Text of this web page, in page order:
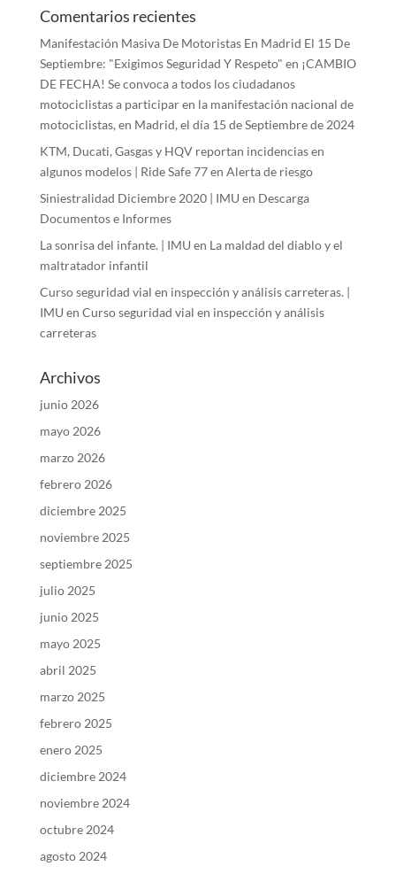
Comentarios recientes
Manifestación Masiva De Motoristas En Madrid El 15 De
Septiembre: "Exigimos Seguridad Y Respeto" en ¡CAMBIO
DE FECHA! Se convoca a todos los ciudadanos
motociclistas a participar en la manifestación nacional de
motociclistas, en Madrid, el día 15 de Septiembre de 2024
KTM, Ducati, Gasgas y HQV reportan incidencias en
algunos modelos | Ride Safe 77en Alerta de riesgo
Siniestralidad Diciembre 2020 | IMU en Descarga
Documentos e Informes
La sonrisa del infante. | IMU en La maldad del diablo y el
maltratador infantil
Curso seguridad vial en inspección y análisis carreteras. |
IMU en Curso seguridad vial en inspección y análisis
carreteras
Archivos
junio 2026
mayo 2026
marzo 2026
febrero 2026
diciembre 2025
noviembre 2025
septiembre 2025
julio 2025
junio 2025
mayo 2025
abril 2025
marzo 2025
febrero 2025
enero 2025
diciembre 2024
noviembre 2024
octubre 2024
agosto 2024